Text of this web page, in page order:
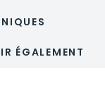
ÉGALEMENT